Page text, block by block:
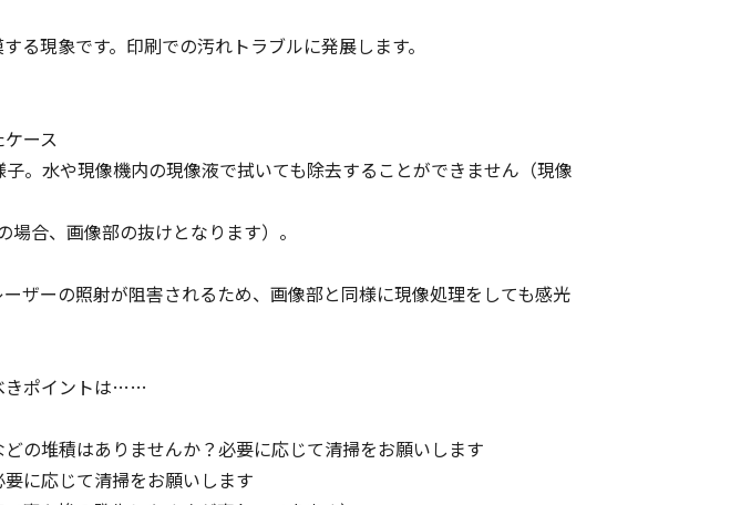
る現象です。印刷での汚れトラブルに発展します。
ース
。水や現像機内の現像液で拭いても除去することができません（現像
合、画像部の抜けとなります）。
ザーの照射が阻害されるため、画像部と同様に現像処理をしても感光
きポイントは……
の堆積はありませんか？必要に応じて清掃をお願いします
に応じて清掃をお願いします